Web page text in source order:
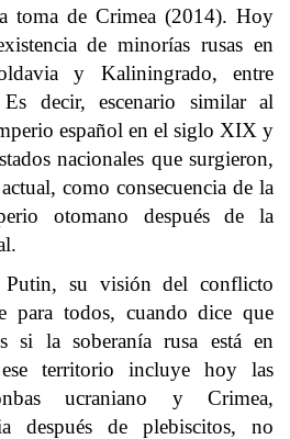
toma de Crimea (2014). Hoy
de minorías rusas en
y Kaliningrado, entre
decir, escenario similar al
español en el siglo XIX y
nacionales que surgieron,
como consecuencia de la
otomano después de la
su visión del conflicto
para todos, cuando dice que
si la soberanía rusa está en
territorio incluye hoy las
ucraniano y Crimea,
después de plebiscitos, no